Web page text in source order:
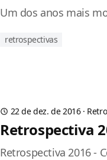
Um dos anos mais
retrospectivas
22 de dez. de 2016·
Retrospectiva
Retrospectiva 2016 -